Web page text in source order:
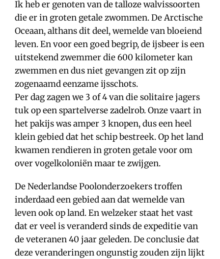
Ik heb er genoten van de talloze walvissoorten
die er in groten getale zwommen. De Arctische
Oceaan, althans dit deel, wemelde van bloeiend
leven. En voor een goed begrip, de ijsbeer is een
uitstekend zwemmer die 600 kilometer kan
zwemmen en dus niet gevangen zit op zijn
zogenaamd eenzame ijsschots.
Per dag zagen we 3 of 4 van die solitaire jagers
tuk op een spartelverse zadelrob. Onze vaart in
het pakijs was amper 3 knopen, dus een heel
klein gebied dat het schip bestreek. Op het land
kwamen rendieren in groten getale voor om
over vogelkoloniën maar te zwijgen.
De Nederlandse Poolonderzoekers troffen
inderdaad een gebied aan dat wemelde van
leven ook op land. En welzeker staat het vast
dat er veel is veranderd sinds de expeditie van
de veteranen 40 jaar geleden. De conclusie dat
deze veranderingen ongunstig zouden zijn lijkt